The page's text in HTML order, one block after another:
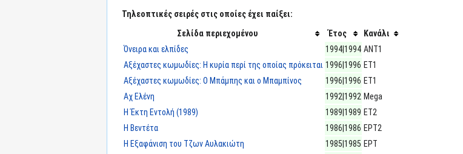
Τηλεοπτικές σειρές στις οποίες έχει παίξει:
Σελίδα περιεχομένου
Έτος
Κανάλι
Όνειρα και ελπίδες
1994|1994 ΑΝΤ1
Αξέχαστες κωμωδίες: Η κυρία περί της οποίας πρόκειται 1996|1996 ΕΤ1
Αξέχαστες κωμωδίες: Ο Μπάμπης και ο Μπαμπίνος
1996|1996 ΕΤ1
Αχ Ελένη
1992|1992 Mega
Η Έκτη Εντολή (1989)
1989|1989 ΕΤ2
Η Βεντέτα
1986|1986 ΕΡΤ2
Η Εξαφάνιση του Τζων Αυλακιώτη
1985|1985 ΕΡΤ